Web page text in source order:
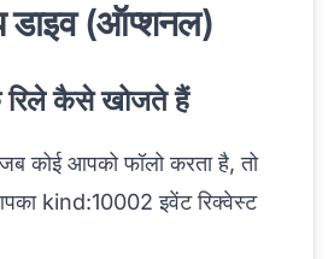
डाइव (ऑप्शनल)
कैसे खोजते हैं
कोई आपको फॉलो करता है, तो
kind:10002 इवेंट रिक्वेस्ट